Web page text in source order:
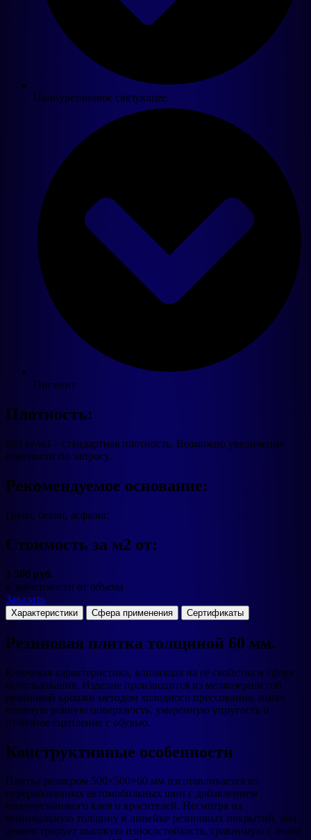
Полиуретановое связующее.
Пигмент
Плотность:
850 кг/м3 – стандартная плотность. Возможно увеличение
плотности по запросу.
Рекомендуемое основание:
Грунт, бетон, асфальт.
Стоимость за м2 от:
3 500 руб.
в зависимости от объема
Заказать
Характеристики Сфера применения Сертификаты
Резиновая плитка толщиной 60 мм.
Ключевая характеристика, влияющая на её свойства и сферу
использования. Изделие производится из мелкозернистой
резиновой крошки методом холодного прессования, имеет
плотную ровную поверхность, умеренную упругость и
отличное сцепление с обувью.
Конструктивные особенности
Плитка размером 500×500×60 мм изготавливается из
переработанных автомобильных шин с добавлением
полиуретанового клея и красителей. Несмотря на
минимальную толщину в линейке резиновых покрытий, она
демонстрирует высокую износостойкость, сравнимую с более